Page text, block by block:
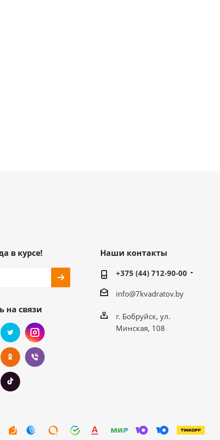
в курсе!
на связи
Наши контакты
+375 (44) 712-90-00
info@7kvadratov.by
г. Бобруйск, ул.
Минская, 108